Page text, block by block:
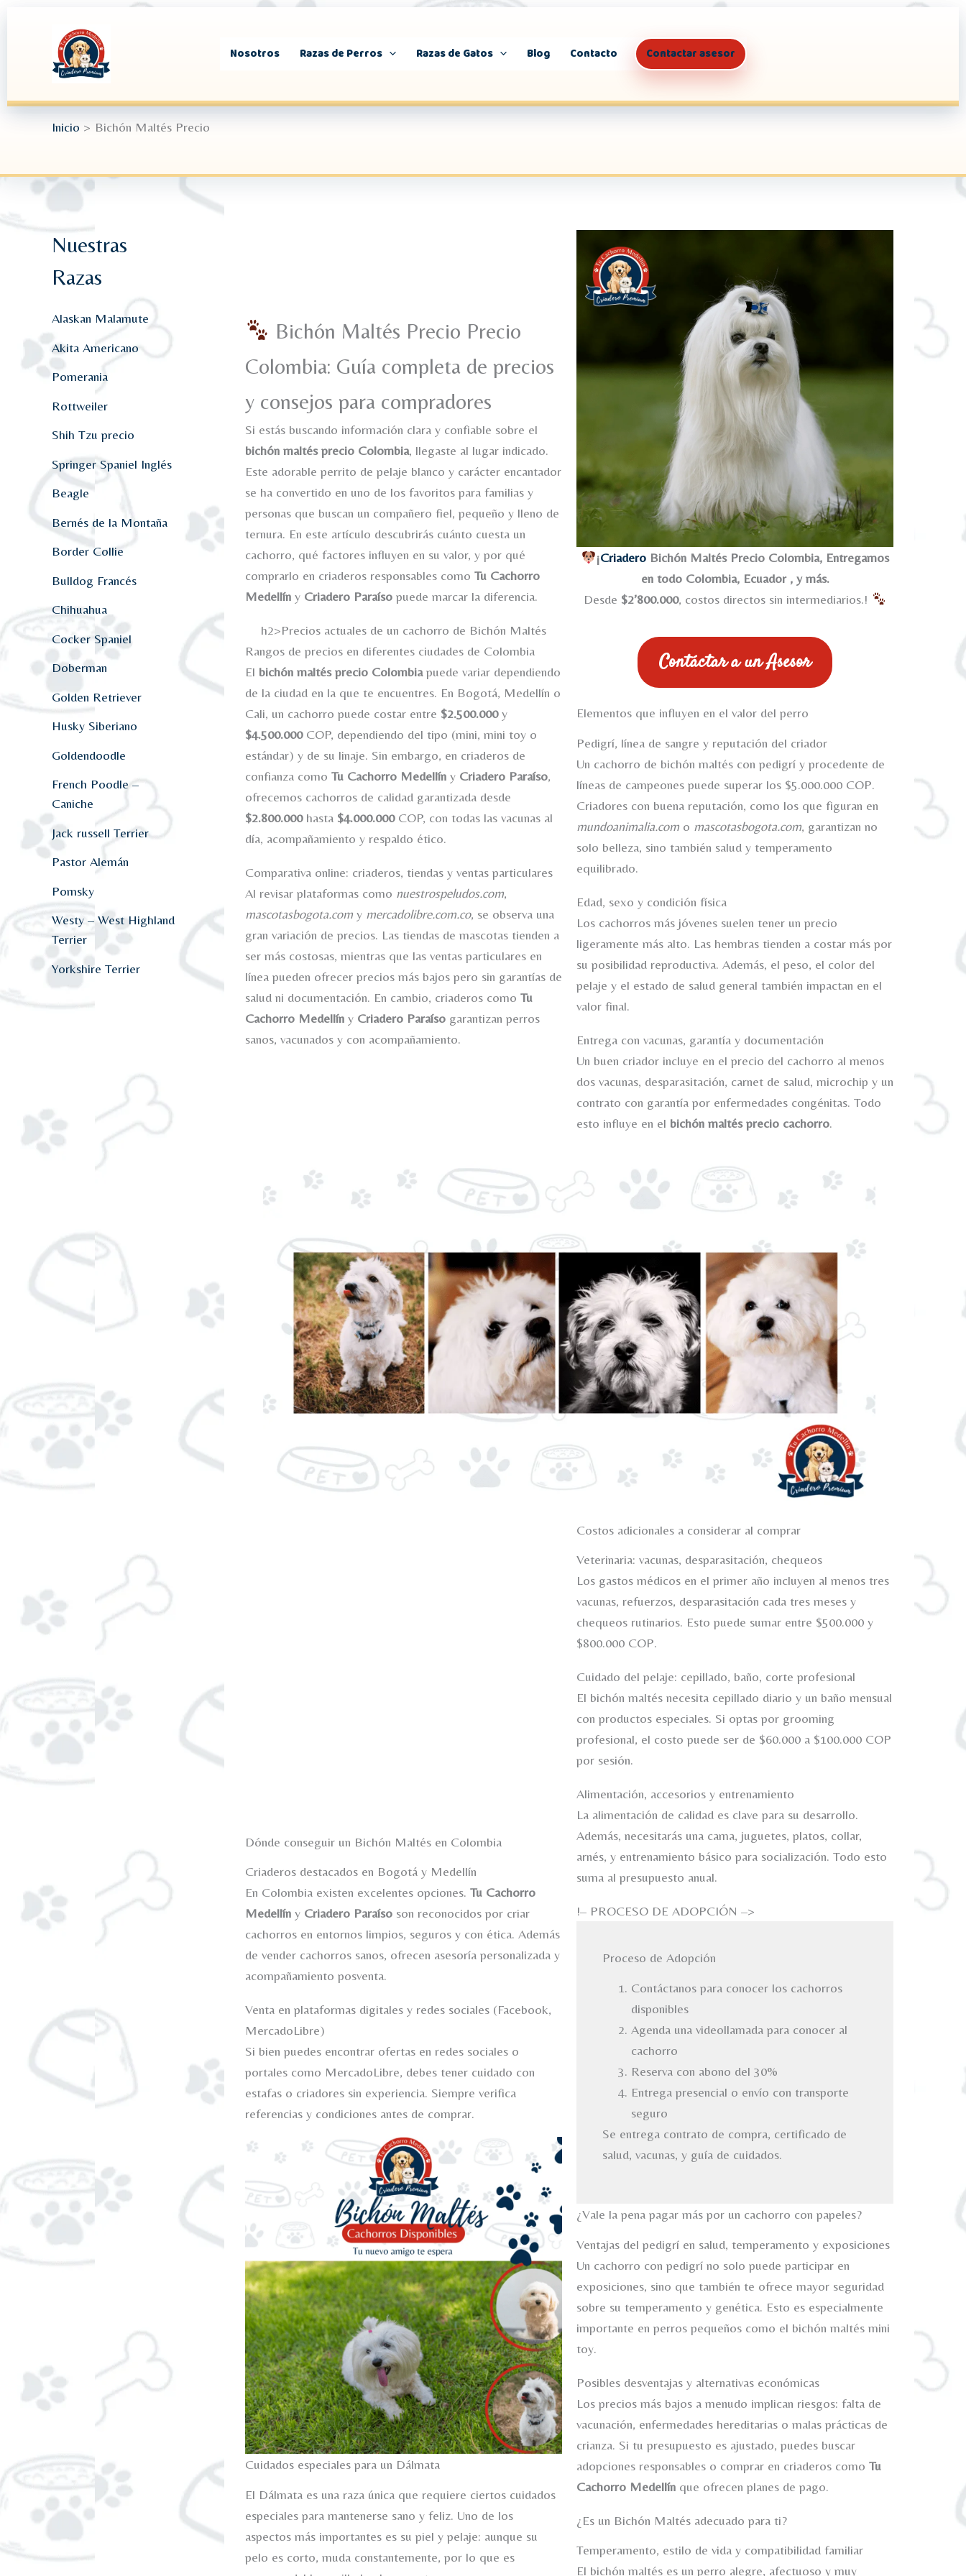
Nosotros Razas de Perros Razas de Gatos Blog Contacto Contactar asesor
Inicio Bichón Maltés Precio
Nuestras
Razas
Alaskan Malamute
Akita Americano
Pomerania
Rottweiler
Shih Tzu precio
Springer Spaniel Inglés
Beagle
Bernés de la Montaña
Border Collie
Bulldog Francés
Chihuahua
Cocker Spaniel
Doberman
Golden Retriever
Husky Siberiano
Goldendoodle
French Poodle –
Caniche
Jack russell Terrier
Pastor Alemán
Pomsky
Westy – West Highland
Terrier
Yorkshire Terrier
Bichón Maltés Precio Precio
Colombia: Guía completa de precios
y consejos para compradores
Si estás buscando información clara y confiable sobre el
bichón maltés precio Colombia, llegaste al lugar indicado.
Este adorable perrito de pelaje blanco y carácter encantador
se ha convertido en uno de los favoritos para familias y
personas que buscan un compañero fiel, pequeño y lleno de
ternura. En este artículo descubrirás cuánto cuesta un
cachorro, qué factores influyen en su valor, y por qué
comprarlo en criaderos responsables como Tu Cachorro
Medellín y Criadero Paraíso puede marcar la diferencia.
h2>Precios actuales de un cachorro de Bichón Maltés
Rangos de precios en diferentes ciudades de Colombia
El bichón maltés precio Colombiapuede variar dependiendo
de la ciudad en la que te encuentres. En Bogotá, Medellín o
Cali, un cachorro puede costar entre $2.500.000y
$4.500.000COP, dependiendo del tipo (mini, mini toy o
estándar) y de su linaje. Sin embargo, en criaderos de
confianza como Tu Cachorro Medellín y Criadero Paraíso,
ofrecemos cachorros de calidad garantizada desde
$2.800.000hasta $4.000.000COP, con todas las vacunas al
día, acompañamiento y respaldo ético.
Comparativa online: criaderos, tiendas y ventas particulares
Al revisar plataformas como nuestrospeludos.com,
mascotasbogota.com y mercadolibre.com.co, se observa una
gran variación de precios. Las tiendas de mascotas tienden a
ser más costosas, mientras que las ventas particulares en
línea pueden ofrecer precios más bajos pero sin garantías de
salud ni documentación. En cambio, criaderos como Tu
Cachorro Medellín y Criadero Paraíso garantizan perros
sanos, vacunados y con acompañamiento.
¡CriaderoBichón Maltés Precio Colombia, Entregamos
en todo Colombia, Ecuador , y más.
Desde $2’800.000, costos directos sin intermediarios.!
Contáctar a un Asesor
Elementos que influyen en el valor del perro
Pedigrí, línea de sangre y reputación del criador
Un cachorro de bichón maltés con pedigrí y procedente de
líneas de campeones puede superar los $5.000.000 COP.
Criadores con buena reputación, como los que figuran en
mundoanimalia.com o mascotasbogota.com, garantizan no
solo belleza, sino también salud y temperamento
equilibrado.
Edad, sexo y condición física
Los cachorros más jóvenes suelen tener un precio
ligeramente más alto. Las hembras tienden a costar más por
su posibilidad reproductiva. Además, el peso, el color del
pelaje y el estado de salud general también impactan en el
valor final.
Entrega con vacunas, garantía y documentación
Un buen criador incluye en el precio del cachorro al menos
dos vacunas, desparasitación, carnet de salud, microchip y un
contrato con garantía por enfermedades congénitas. Todo
esto influye en el bichón maltés precio cachorro.
Dónde conseguir un Bichón Maltés en Colombia
Criaderos destacados en Bogotá y Medellín
En Colombia existen excelentes opciones. Tu Cachorro
Medellín y Criadero Paraíso son reconocidos por criar
cachorros en entornos limpios, seguros y con ética. Además
de vender cachorros sanos, ofrecen asesoría personalizada y
acompañamiento posventa.
Venta en plataformas digitales y redes sociales (Facebook,
MercadoLibre)
Si bien puedes encontrar ofertas en redes sociales o
portales como MercadoLibre, debes tener cuidado con
estafas o criadores sin experiencia. Siempre verifica
referencias y condiciones antes de comprar.
Cuidados especiales para un Dálmata
El Dálmata es una raza única que requiere ciertos cuidados
especiales para mantenerse sano y feliz. Uno de los
aspectos más importantes es su piel y pelaje: aunque su
pelo es corto, muda constantemente, por lo que es
Costos adicionales a considerar al comprar
Veterinaria: vacunas, desparasitación, chequeos
Los gastos médicos en el primer año incluyen al menos tres
vacunas, refuerzos, desparasitación cada tres meses y
chequeos rutinarios. Esto puede sumar entre $500.000 y
$800.000 COP.
Cuidado del pelaje: cepillado, baño, corte profesional
El bichón maltés necesita cepillado diario y un baño mensual
con productos especiales. Si optas por grooming
profesional, el costo puede ser de $60.000 a $100.000 COP
por sesión.
Alimentación, accesorios y entrenamiento
La alimentación de calidad es clave para su desarrollo.
Además, necesitarás una cama, juguetes, platos, collar,
arnés, y entrenamiento básico para socialización. Todo esto
suma al presupuesto anual.
!– PROCESO DE ADOPCIÓN –>
Proceso de Adopción
Contáctanos para conocer los cachorros
disponibles
Agenda una videollamada para conocer al
cachorro
Reserva con abono del 30%
Entrega presencial o envío con transporte
seguro
Se entrega contrato de compra, certificado de
salud, vacunas, y guía de cuidados.
¿Vale la pena pagar más por un cachorro con papeles?
Ventajas del pedigrí en salud, temperamento y exposiciones
Un cachorro con pedigrí no solo puede participar en
exposiciones, sino que también te ofrece mayor seguridad
sobre su temperamento y genética. Esto es especialmente
importante en perros pequeños como el bichón maltés mini
toy.
Posibles desventajas y alternativas económicas
Los precios más bajos a menudo implican riesgos: falta de
vacunación, enfermedades hereditarias o malas prácticas de
crianza. Si tu presupuesto es ajustado, puedes buscar
adopciones responsables o comprar en criaderos como Tu
Cachorro Medellín que ofrecen planes de pago.
¿Es un Bichón Maltés adecuado para ti?
Temperamento, estilo de vida y compatibilidad familiar
El bichón maltés es un perro alegre, afectuoso y muy